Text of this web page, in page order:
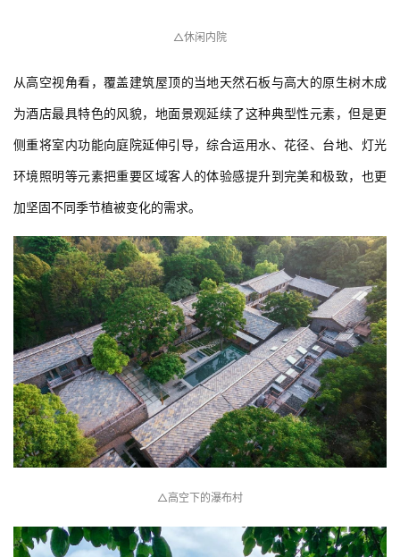
△休闲内院
从高空视角看，覆盖建筑屋顶的当地天然石板与高大的原生树木成
为酒店最具特色的风貌，地面景观延续了这种典型性元素，但是更
侧重将室内功能向庭院延伸引导，综合运用水、花径、台地、灯光
环境照明等元素把重要区域客人的体验感提升到完美和极致，也更
加坚固不同季节植被变化的需求。
△高空下的瀑布村